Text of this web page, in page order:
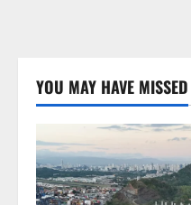
YOU MAY HAVE MISSED